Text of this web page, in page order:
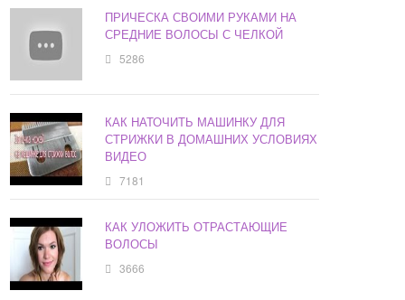
ПРИЧЕСКА СВОИМИ РУКАМИ НА
СРЕДНИЕ ВОЛОСЫ С ЧЕЛКОЙ
5286
КАК НАТОЧИТЬ МАШИНКУ ДЛЯ
СТРИЖКИ В ДОМАШНИХ УСЛОВИЯХ
ВИДЕО
7181
КАК УЛОЖИТЬ ОТРАСТАЮЩИЕ
ВОЛОСЫ
3666